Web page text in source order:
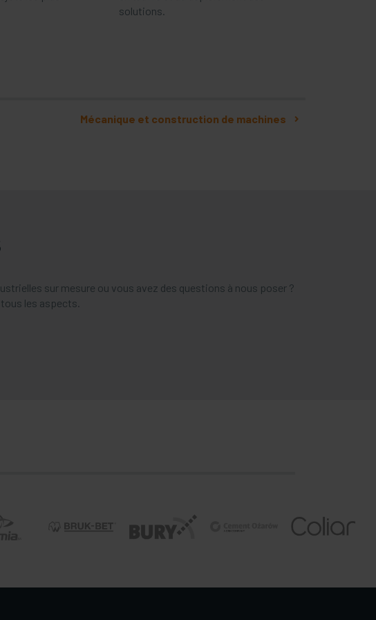
solutions.
Mécanique et construction de machines
sur mesure ou vous avez des questions à nous poser ?
les aspects.